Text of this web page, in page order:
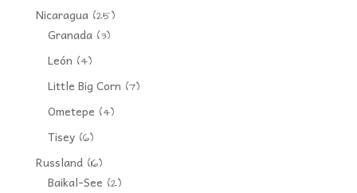
Nicaragua(25)
Granada(3)
León (4)
Little Big Corn (7)
Ometepe (4)
Tisey(6)
Russland(16)
Baikal-See (2)